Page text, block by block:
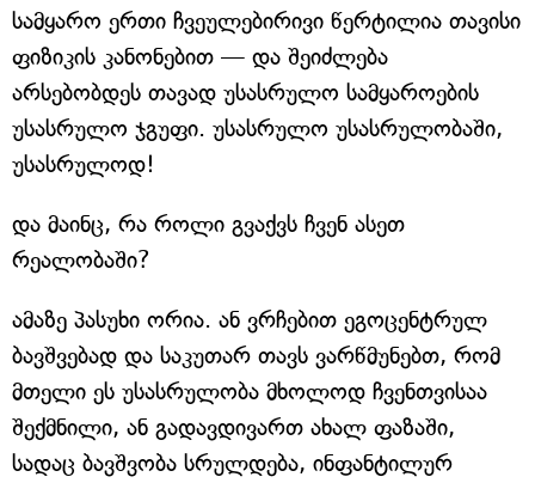
სამყარო ერთი ჩვეულებირივი წერტილია თავისი
ფიზიკის კანონებით — და შეიძლება
არსებობდეს თავად უსასრულო სამყაროების
უსასრულო ჯგუფი. უსასრულო უსასრულობაში,
უსასრულოდ!
და მაინც, რა როლი გვაქვს ჩვენ ასეთ
რეალობაში?
ამაზე პასუხი ორია. ან ვრჩებით ეგოცენტრულ
ბავშვებად და საკუთარ თავს ვარწმუნებთ, რომ
მთელი ეს უსასრულობა მხოლოდ ჩვენთვისაა
შექმნილი, ან გადავდივართ ახალ ფაზაში,
სადაც ბავშვობა სრულდება, ინფანტილურ